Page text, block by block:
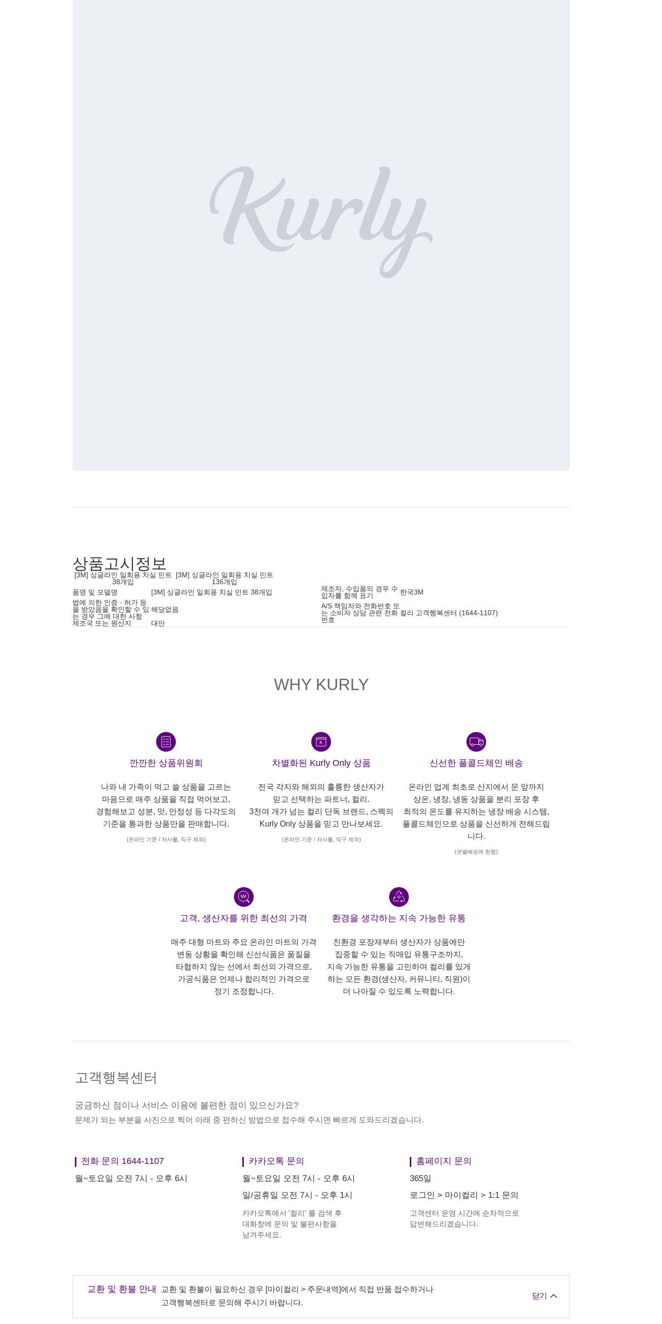
상품고시정보
[3M] 싱글라인 일회용 치실 민트
38개입
[3M] 싱글라인 일회용 치실 민트
136개입
품명 및 모델명
[3M] 싱글라인 일회용 치실 민트 38개입
제조자, 수입품의 경우 수
입자를 함께 표기
한국3M
법에 의한 인증 · 허가 등
을 받았음을 확인할 수 있
는 경우 그에 대한 사항
해당없음
A/S 책임자와 전화번호 또
는 소비자 상담 관련 전화
번호
컬리 고객행복센터 (1644-1107)
제조국 또는 원산지
대만
WHY KURLY
깐깐한 상품위원회
나와 내 가족이 먹고 쓸 상품을 고르는
마음으로 매주 상품을 직접 먹어보고,
경험해보고 성분, 맛, 안정성 등 다각도의
기준을 통과한 상품만을 판매합니다.
(온라인 기준 / 자사몰, 직구 제외)
차별화된 Kurly Only 상품
전국 각지와 해외의 훌륭한 생산자가
믿고 선택하는 파트너, 컬리.
3천여 개가 넘는 컬리 단독 브랜드, 스펙의
Kurly Only 상품을 믿고 만나보세요.
(온라인 기준 / 자사몰, 직구 제외)
신선한 풀콜드체인 배송
온라인 업계 최초로 산지에서 문 앞까지
상온, 냉장, 냉동 상품을 분리 포장 후
최적의 온도를 유지하는 냉장 배송 시스템,
풀콜드체인으로 상품을 신선하게 전해드립
니다.
(샛별배송에 한함)
고객, 생산자를 위한 최선의 가격
매주 대형 마트와 주요 온라인 마트의 가격
변동 상황을 확인해 신선식품은 품질을
타협하지 않는 선에서 최선의 가격으로,
가공식품은 언제나 합리적인 가격으로
정기 조정합니다.
환경을 생각하는 지속 가능한 유통
친환경 포장재부터 생산자가 상품에만
집중할 수 있는 직매입 유통구조까지,
지속 가능한 유통을 고민하며 컬리를 있게
하는 모든 환경(생산자, 커뮤니티, 직원)이
더 나아질 수 있도록 노력합니다.
고객행복센터
궁금하신 점이나 서비스 이용에 불편한 점이 있으신가요?
문제가 되는 부분을 사진으로 찍어 아래 중 편하신 방법으로 접수해 주시면 빠르게 도와드리겠습니다.
전화 문의 1644-1107
월~토요일 오전 7시 - 오후 6시
카카오톡 문의
월~토요일 오전 7시 - 오후 6시
일/공휴일 오전 7시 - 오후 1시
카카오톡에서 '컬리' 를 검색 후
대화창에 문의 및 불편사항을
남겨주세요.
홈페이지 문의
365일
로그인 > 마이컬리 > 1:1 문의
고객센터 운영 시간에 순차적으로
답변해드리겠습니다.
교환 및 환불 안내
교환 및 환불이 필요하신 경우 [마이컬리 > 주문내역]에서 직접 반품 접수하거나
고객행복센터로 문의해 주시기 바랍니다.
닫기